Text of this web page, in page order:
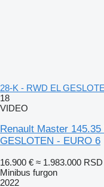
28-K - RWD EL
18
VIDEO
Renault Master
GESLOTEN - EURO 6
16.900 € ≈ 1.983.000 RSD
Minibus furgon
2022